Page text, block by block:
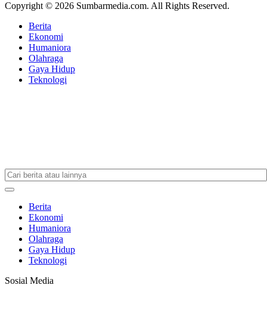
Copyright © 2026 Sumbarmedia.com. All Rights Reserved.
Berita
Ekonomi
Humaniora
Olahraga
Gaya Hidup
Teknologi
Berita
Ekonomi
Humaniora
Olahraga
Gaya Hidup
Teknologi
Sosial Media